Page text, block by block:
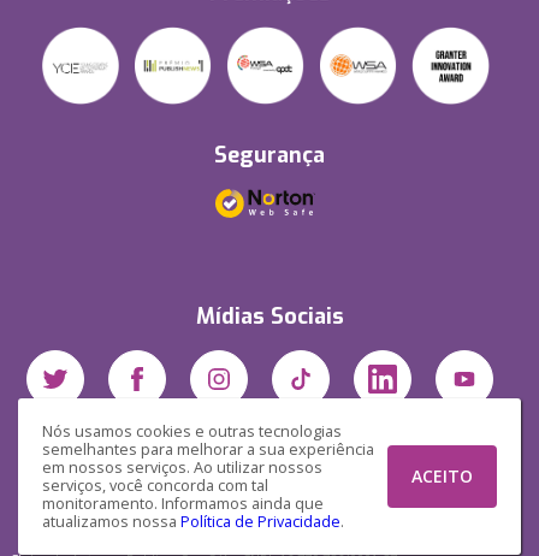
Nós usamos cookies e outras tecnologias
semelhantes para melhorar a sua experiência
em nossos serviços. Ao utilizar nossos
serviços, você concorda com tal
monitoramento. Informamos ainda que
atualizamos nossa Política de Privacidade.
ACEITO
Segurança
Mídias Sociais